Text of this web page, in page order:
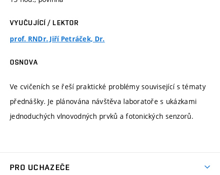
VYUČUJÍCÍ / LEKTOR
prof. RNDr. Jiří Petráček, Dr.
OSNOVA
Ve cvičeních se řeší praktické problémy související s tématy
přednášky. Je plánována návštěva laboratoře s ukázkami
jednoduchých vlnovodných prvků a fotonických senzorů.
PRO UCHAZEČE